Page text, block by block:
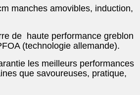
manches amovibles, induction,
de haute performance greblon
(technologie allemande).
les meilleurs performances
que savoureuses, pratique,